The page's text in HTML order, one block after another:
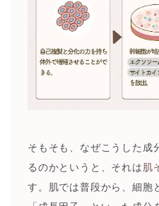
そもそも、なぜこうした成
るのかというと、それは 肌
す。肌では普段から、細胞